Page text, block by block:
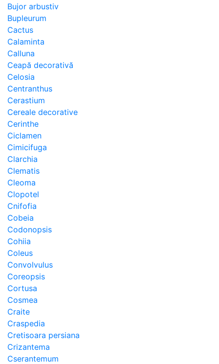
Bujor arbustiv
Bupleurum
Cactus
Calaminta
Calluna
Ceapă decorativă
Celosia
Centranthus
Cerastium
Cereale decorative
Cerinthe
Ciclamen
Cimicifuga
Clarchia
Clematis
Cleoma
Clopotel
Cnifofia
Cobeia
Codonopsis
Cohiia
Coleus
Convolvulus
Coreopsis
Cortusa
Cosmea
Craite
Craspedia
Cretisoara persiana
Crizantema
Cserantemum